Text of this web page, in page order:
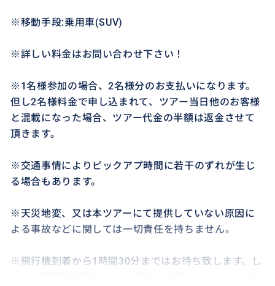
※移動手段:乗用車(SUV)
※詳しい料金はお問い合わせ下さい！
※1名様参加の場合、2名様分のお支払いになります。
但し2名様料金で申し込まれて、ツアー当日他のお客様
と混載になった場合、ツアー代金の半額は返金させて
頂きます。
※交通事情によりピックアプ時間に若干のずれが生じ
る場合もあります。
※天災地変、又は本ツアーにて提供していない原因に
よる事故などに関しては一切責任を持ちません。
※飛行機到着から1時間30分まではお待ち致します。し